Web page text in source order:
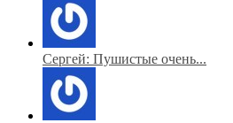
Сергей: Пушистые очень...